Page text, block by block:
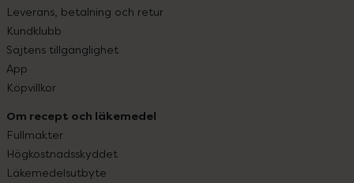
Leverans, betalning och retur
Kundklubb
Sajtens tillgänglighet
App
Köpvillkor
Om recept och läkemedel
Fullmakter
Högkostnadsskyddet
Läkemedelsutbyte